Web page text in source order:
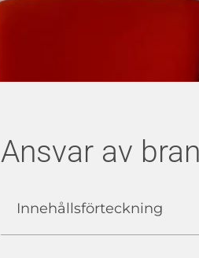
Ansvar av
Innehållsförteckning